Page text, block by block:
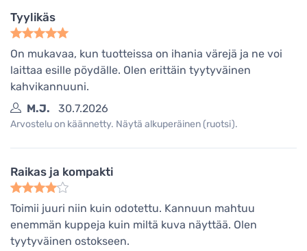
Tyylikäs
On mukavaa, kun tuotteissa on ihania värejä ja ne voi
laittaa esille pöydälle. Olen erittäin tyytyväinen
kahvikannuuni.
M.J.
30.7.2026
Arvostelu on käännetty. Näytä alkuperäinen (ruotsi).
Raikas ja kompakti
Toimii juuri niin kuin odotettu. Kannuun mahtuu
enemmän kuppeja kuin miltä kuva näyttää. Olen
tyytyväinen ostokseen.